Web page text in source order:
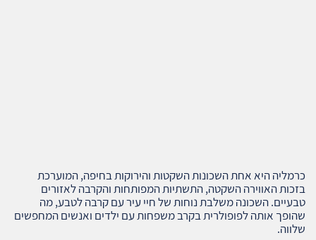
כרמליה היא אחת השכונות השקטות והירוקות בחיפה, המוערכת
בזכות האווירה השקטה, התשתיות המפותחות והקרבה לאזורים
טבעיים. השכונה משלבת נוחות של חיי עיר עם קרבה לטבע, מה
שהופך אותה לפופולרית בקרב משפחות עם ילדים ואנשים המחפשים
שלווה.